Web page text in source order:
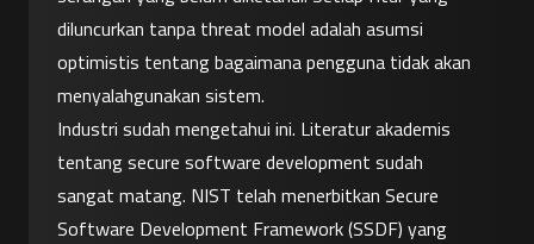
diluncurkan tanpa threat model adalah asumsi
optimistis tentang bagaimana pengguna tidak akan
menyalahgunakan sistem.
Industri sudah mengetahui ini. Literatur akademis
tentang secure software development sudah
sangat matang. NIST telah menerbitkan Secure
Software Development Framework (SSDF) yang